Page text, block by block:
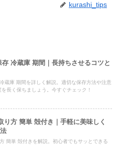
kurashi_tips
存 冷蔵庫 期間｜長持ちさせるコツと
蔵庫 期間を詳しく解説。適切な保存方法や注意
長く保ちましょう。今すぐチェック！
り方 簡単 殻付き｜手軽に美味しく
簡単 殻付きを解説。初心者でもサッとできる